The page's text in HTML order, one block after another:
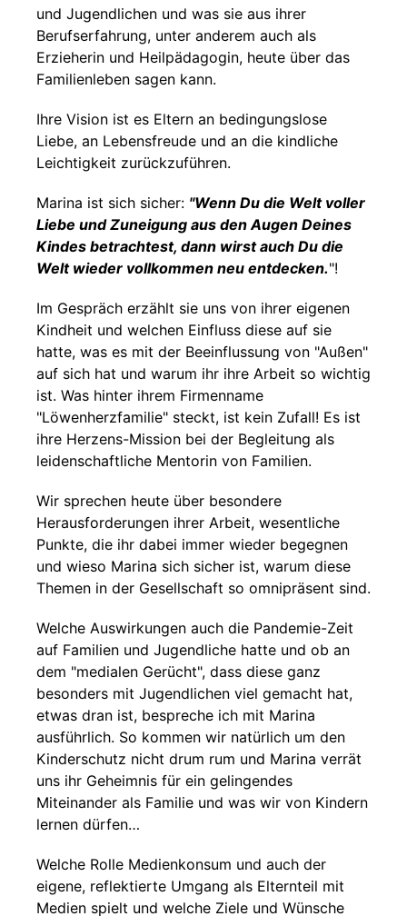
und Jugendlichen und was sie aus ihrer
Berufserfahrung, unter anderem auch als
Erzieherin und Heilpädagogin, heute über das
Familienleben sagen kann.
Ihre Vision ist es Eltern an bedingungslose
Liebe, an Lebensfreude und an die kindliche
Leichtigkeit zurückzuführen.
Marina ist sich sicher: "Wenn Du die Welt voller
Liebe und Zuneigung aus den Augen Deines
Kindes betrachtest, dann wirst auch Du die
Welt wieder vollkommen neu entdecken."!
Im Gespräch erzählt sie uns von ihrer eigenen
Kindheit und welchen Einfluss diese auf sie
hatte, was es mit der Beeinflussung von "Außen"
auf sich hat und warum ihr ihre Arbeit so wichtig
ist. Was hinter ihrem Firmenname
"Löwenherzfamilie" steckt, ist kein Zufall! Es ist
ihre Herzens-Mission bei der Begleitung als
leidenschaftliche Mentorin von Familien.
Wir sprechen heute über besondere
Herausforderungen ihrer Arbeit, wesentliche
Punkte, die ihr dabei immer wieder begegnen
und wieso Marina sich sicher ist, warum diese
Themen in der Gesellschaft so omnipräsent sind.
Welche Auswirkungen auch die Pandemie-Zeit
auf Familien und Jugendliche hatte und ob an
dem "medialen Gerücht", dass diese ganz
besonders mit Jugendlichen viel gemacht hat,
etwas dran ist, bespreche ich mit Marina
ausführlich. So kommen wir natürlich um den
Kinderschutz nicht drum rum und Marina verrät
uns ihr Geheimnis für ein gelingendes
Miteinander als Familie und was wir von Kindern
lernen dürfen…
Welche Rolle Medienkonsum und auch der
eigene, reflektierte Umgang als Elternteil mit
Medien spielt und welche Ziele und Wünsche